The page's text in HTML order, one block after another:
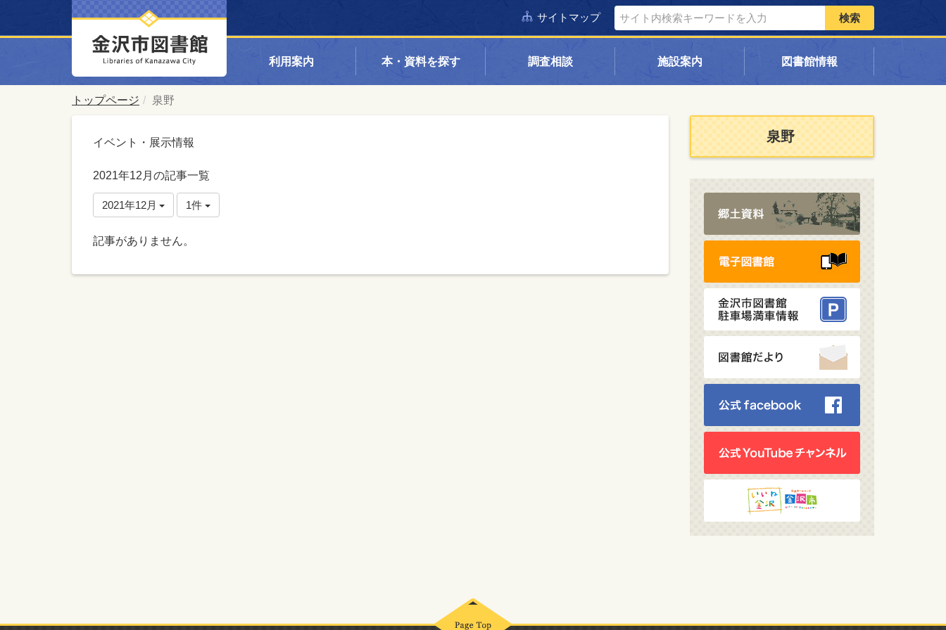
サイトマップ 検索
利用案内 本・資料を探す 調査相談 施設案内 図書館情報
トップページ 泉野
イベント・展示情報
2021年12月の記事一覧
2021年12月 1件
記事がありません。
泉野